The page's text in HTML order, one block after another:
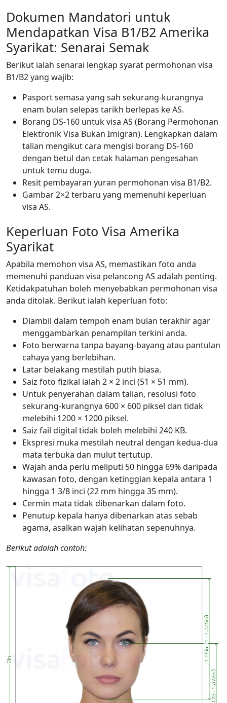
Dokumen Mandatori untuk
Mendapatkan Visa B1/B2 Amerika
Syarikat: Senarai Semak
Berikut ialah senarai lengkap syarat permohonan visa
B1/B2 yang wajib:
Pasport semasa yang sah sekurang-kurangnya
enam bulan selepas tarikh berlepas ke AS.
Borang DS-160 untuk visa AS (Borang Permohonan
Elektronik Visa Bukan Imigran). Lengkapkan dalam
talian mengikut cara mengisi borang DS-160
dengan betul dan cetak halaman pengesahan
untuk temu duga.
Resit pembayaran yuran permohonan visa B1/B2.
Gambar 2×2 terbaru yang memenuhi keperluan
visa AS.
Keperluan Foto Visa Amerika
Syarikat
Apabila memohon visa AS, memastikan foto anda
memenuhi panduan visa pelancong AS adalah penting.
Ketidakpatuhan boleh menyebabkan permohonan visa
anda ditolak. Berikut ialah keperluan foto:
Diambil dalam tempoh enam bulan terakhir agar
menggambarkan penampilan terkini anda.
Foto berwarna tanpa bayang-bayang atau pantulan
cahaya yang berlebihan.
Latar belakang mestilah putih biasa.
Saiz foto fizikal ialah 2 × 2 inci (51 × 51 mm).
Untuk penyerahan dalam talian, resolusi foto
sekurang-kurangnya 600 × 600 piksel dan tidak
melebihi 1200 × 1200 piksel.
Saiz fail digital tidak boleh melebihi 240 KB.
Ekspresi muka mestilah neutral dengan kedua-dua
mata terbuka dan mulut tertutup.
Wajah anda perlu meliputi 50 hingga 69% daripada
kawasan foto, dengan ketinggian kepala antara 1
hingga 1 3/8 inci (22 mm hingga 35 mm).
Cermin mata tidak dibenarkan dalam foto.
Penutup kepala hanya dibenarkan atas sebab
agama, asalkan wajah kelihatan sepenuhnya.
Berikut adalah contoh: